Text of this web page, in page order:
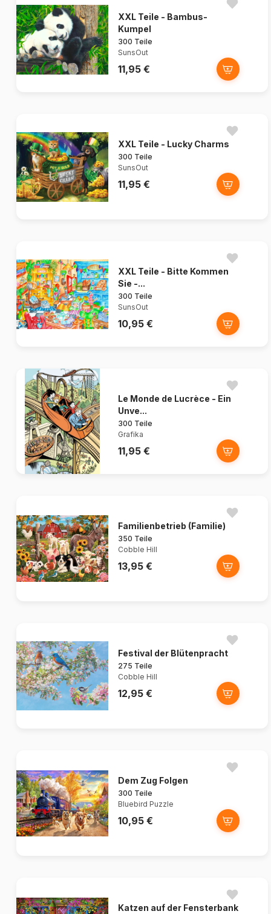
XXL Teile - Bambus-
Kumpel
300 Teile
SunsOut
11,95 €
XXL Teile - Lucky Charms
300 Teile
SunsOut
11,95 €
XXL Teile - Bitte Kommen
Sie -...
300 Teile
SunsOut
10,95 €
Le Monde de Lucrèce - Ein
Unve...
300 Teile
Grafika
11,95 €
Familienbetrieb (Familie)
350 Teile
Cobble Hill
13,95 €
Festival der Blütenpracht
275 Teile
Cobble Hill
12,95 €
Dem Zug Folgen
300 Teile
Bluebird Puzzle
10,95 €
Katzen auf der Fensterbank